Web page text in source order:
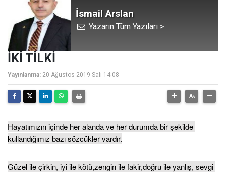
İsmail Arslan
Yazarın Tüm Yazıları >
İKİ TİLKİ
Yayınlanma: 20 Ağustos 2019 Salı 14:08
Hayatımızın içinde her alanda ve her durumda bir şekilde
kullandığımız bazı sözcükler vardır.
Güzel ile çirkin, iyi ile kötü,zengin ile fakir,doğru ile yanlış, sevgi